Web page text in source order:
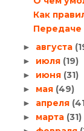
Как
Передаче
► августа
► июля (19)
► июня (31)
► мая (49)
► апреля
► марта (31)